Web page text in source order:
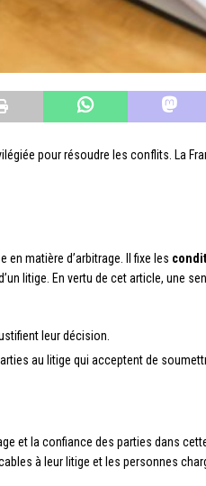
pour résoudre les conflits. La
matière d’arbitrage. Il fixe les
litige. En vertu de cet article, une
leur décision.
au litige qui acceptent de
et la confiance des parties dans
à leur litige et les personnes